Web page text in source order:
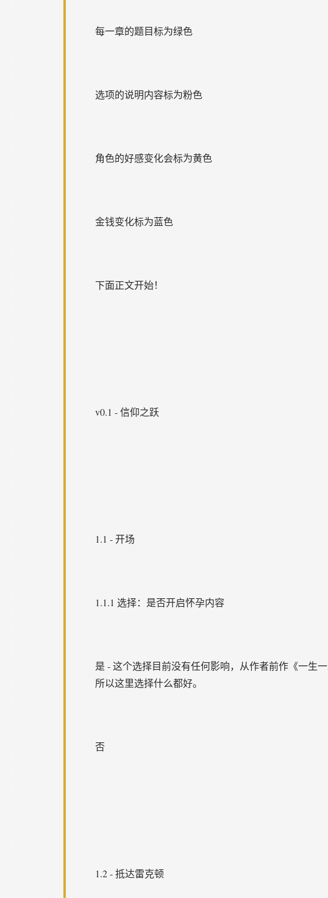
每一章的题目标为绿色
选项的说明内容标为粉色
角色的好感变化会标为黄色
金钱变化标为蓝色
下面正文开始！
v0.1 - 信仰之跃
1.1 - 开场
1.1.1 选择：是否开启怀孕内容
是 - 这个选择目前没有任何影响，从作者前作《一生
所以这里选择什么都好。
否
1.2 - 抵达雷克顿